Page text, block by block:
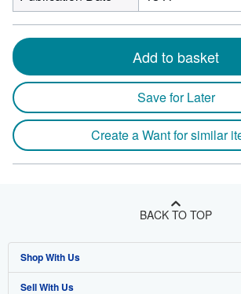
Add to basket
Save for Later
Create a Want for similar
BACK TO TOP
Shop With Us
Advanced Search
Sell With Us